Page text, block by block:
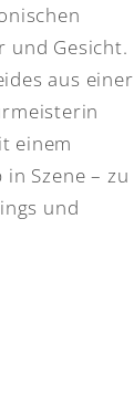
und Gesicht.
aus einer
einem
Szene – zu
und